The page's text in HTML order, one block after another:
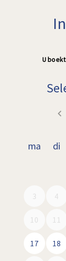
U
keyboard_arrow_left
ma di
3 4
10 11
17 18